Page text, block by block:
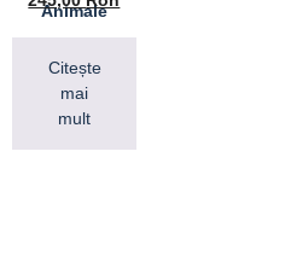
Animale
Citește
mai
mult